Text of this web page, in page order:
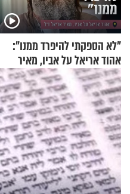
"לא הספקתי להיפרד ממנו":
אהוד אריאל על אביו, מאיר
אריאל ז"ל